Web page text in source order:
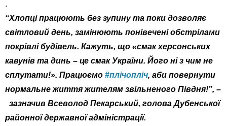
.
“Хлопці працюють без зупину та поки дозволяє
світловий день, замінюють понівечені обстрілами
покрівлі будівель. Кажуть, що «смак херсонських
кавунів та динь – це смак України. Його ні з чим не
сплутати!». Працюємо #плічопліч, аби повернути
нормальне життя жителям звільненого Півдня!”, –
зазначив Всеволод Пекарський, голова Дубенської
районної державної адміністрації.